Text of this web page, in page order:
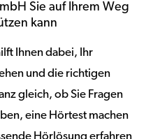
Sie auf Ihrem Weg
kann
Ihnen dabei, Ihr
und die richtigen
gleich, ob Sie Fragen
eine Hörtest machen
Hörlösung erfahren